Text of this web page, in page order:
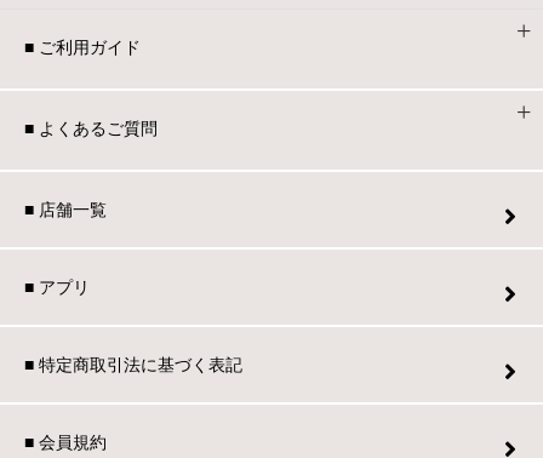
■ ご利用ガイド
■ よくあるご質問
■ 店舗一覧
■ アプリ
■ 特定商取引法に基づく表記
■ 会員規約